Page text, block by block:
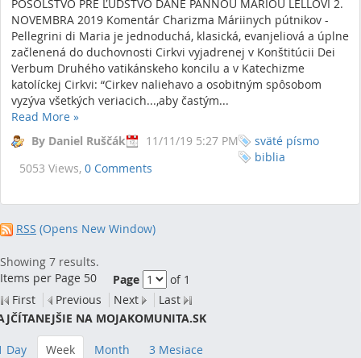
POSOLSTVO PRE ĽUDSTVO DANÉ PANNOU MÁRIOU LELLOVI 2.
NOVEMBRA 2019 Komentár Charizma Máriinych pútnikov -
Pellegrini di Maria je jednoduchá, klasická, evanjeliová a úplne
začlenená do duchovnosti Cirkvi vyjadrenej v Konštitúcii Dei
Verbum Druhého vatikánskeho koncilu a v Katechizme
katolíckej Cirkvi: “Cirkev naliehavo a osobitným spôsobom
vyzýva všetkých veriacich...,aby častým...
Read More »
By Daniel Ruščák
11/11/19 5:27 PM
5053 Views, 0 Comments
sväté písmo
biblia
RSS (Opens New Window)
Showing 7 results.
Items per Page 50
Page
of 1
First
Previous Next
Last
NA MOJAKOMUNITA.SK
Day Week Month 3 Mesiace